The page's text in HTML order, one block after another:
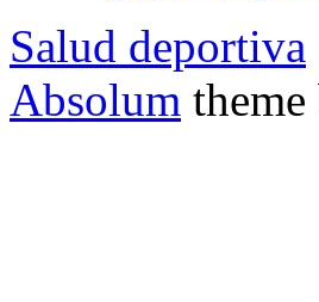
Salud deportiva
Absolum